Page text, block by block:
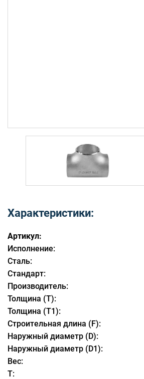
Характеристики:
Артикул:
Исполнение:
Сталь:
Стандарт:
Производитель:
Толщина (T):
Толщина (T1):
Строительная длина (F):
Наружный диаметр (D):
Наружный диаметр (D1):
Вес:
T: